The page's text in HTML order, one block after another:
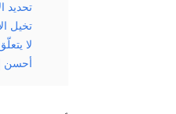
تحديد
تخيل
لا
أحسن